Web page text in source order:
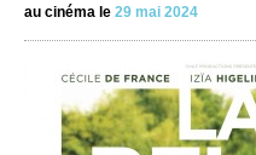
au cinéma le 29 mai 2024